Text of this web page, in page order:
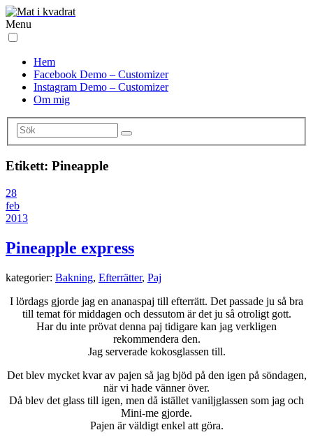
Menu
Hem
Facebook Demo – Customizer
Instagram Demo – Customizer
Om mig
Etikett: Pineapple
28
feb
2013
Pineapple express
kategorier: Bakning, Efterrätter, Paj
I lördags gjorde jag en ananaspaj till efterrätt. Det passade ju så bra
till temat för middagen och dessutom är det ju så otroligt gott.
Har du inte prövat denna paj tidigare kan jag verkligen
rekommendera den.
Jag serverade kokosglassen till.
Det blev mycket kvar av pajen så jag bjöd på den igen på söndagen,
när vi hade vänner över.
Då blev det glass till igen, men då istället vaniljglassen som jag och
Mini-me gjorde.
Pajen är väldigt enkel att göra.